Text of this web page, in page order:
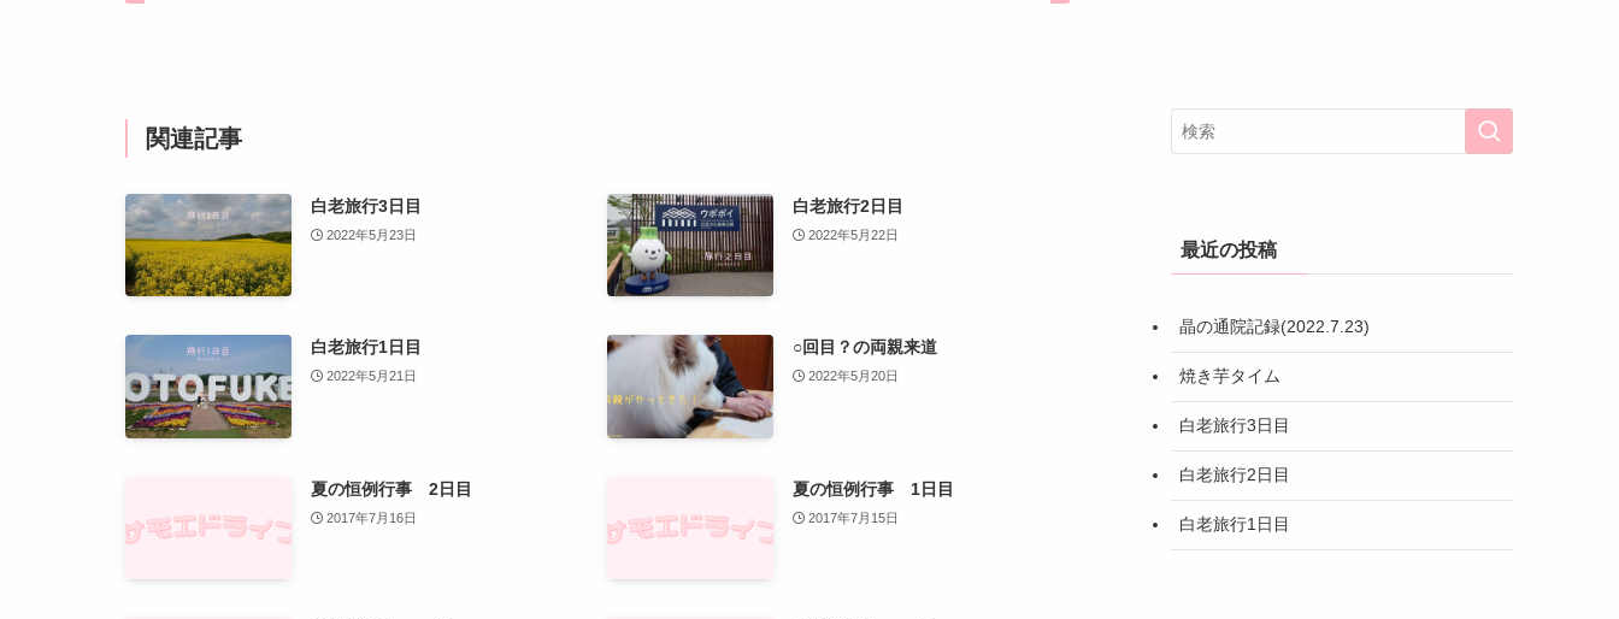
関連記事
白老旅行3日目
2022年5月23日
白老旅行2日目
2022年5月22日
白老旅行1日目
2022年5月21日
○回目？の両親来道
2022年5月20日
夏の恒例行事 2日目
2017年7月16日
夏の恒例行事 1日目
2017年7月15日
最近の投稿
晶の通院記録(2022.7.23)
焼き芋タイム
白老旅行3日目
白老旅行2日目
白老旅行1日目